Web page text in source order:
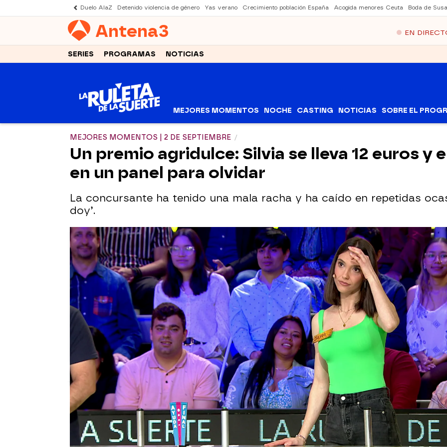
Duelo AlaZ Detenido violencia de género Yas verano Crecimiento población España Acogida menores Ceuta Boda de
Antena3 EN
SERIES PROGRAMAS NOTICIAS
MEJORES MOMENTOS NOCHE CASTING NOTICIAS SOBRE EL
MEJORES MOMENTOS | 2 DE SEPTIEMBRE
Un premio agridulce: Silvia se lleva 12 euros y
en un panel para olvidar
La concursante ha tenido una mala racha y ha caído en repetidas
doy’.
Jennifer Severiche
Publicado:02 de septiembre de 2024, 14:49
Whatsapp
Facebook
X
Silviaha tenido muymala suertecayendo dos veces en elgajo